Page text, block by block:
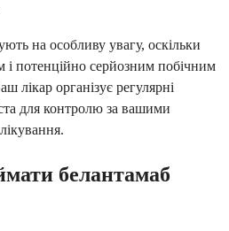
на особливу увагу, оскільки
і потенційно серйозним побічним
лікар організує регулярні
для контролю за вашими
белантамаб